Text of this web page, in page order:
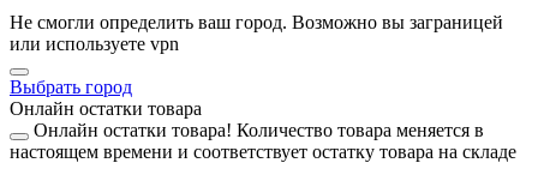
Не смогли определить ваш город. Возможно вы заграницей
или используете vpn
Выбрать город
Онлайн остатки товара
Онлайн остатки товара! Количество товара меняется в
настоящем времени и соответствует остатку товара на складе